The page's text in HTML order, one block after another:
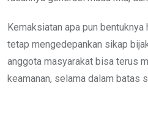
Kemaksiatan apa pun bentuknya
tetap mengedepankan sikap
anggota masyarakat bisa terus
keamanan, selama dalam batas